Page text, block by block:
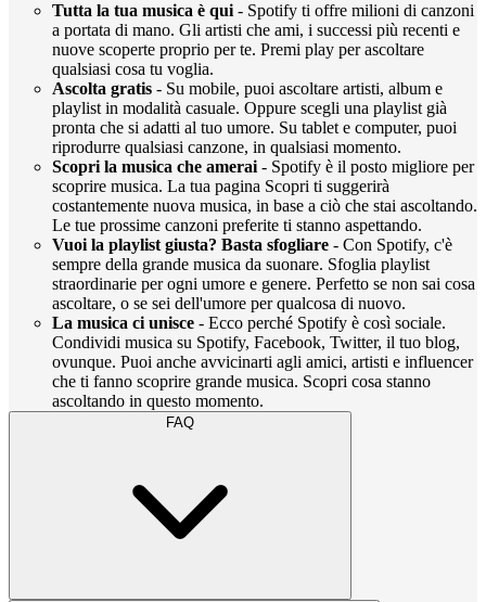
Tutta la tua musica è qui - Spotify ti offre milioni di canzoni
a portata di mano. Gli artisti che ami, i successi più recenti e
nuove scoperte proprio per te. Premi play per ascoltare
qualsiasi cosa tu voglia.
Ascolta gratis - Su mobile, puoi ascoltare artisti, album e
playlist in modalità casuale. Oppure scegli una playlist già
pronta che si adatti al tuo umore. Su tablet e computer, puoi
riprodurre qualsiasi canzone, in qualsiasi momento.
Scopri la musica che amerai - Spotify è il posto migliore per
scoprire musica. La tua pagina Scopri ti suggerirà
costantemente nuova musica, in base a ciò che stai ascoltando.
Le tue prossime canzoni preferite ti stanno aspettando.
Vuoi la playlist giusta? Basta sfogliare - Con Spotify, c'è
sempre della grande musica da suonare. Sfoglia playlist
straordinarie per ogni umore e genere. Perfetto se non sai cosa
ascoltare, o se sei dell'umore per qualcosa di nuovo.
La musica ci unisce - Ecco perché Spotify è così sociale.
Condividi musica su Spotify, Facebook, Twitter, il tuo blog,
ovunque. Puoi anche avvicinarti agli amici, artisti e influencer
che ti fanno scoprire grande musica. Scopri cosa stanno
ascoltando in questo momento.
FAQ